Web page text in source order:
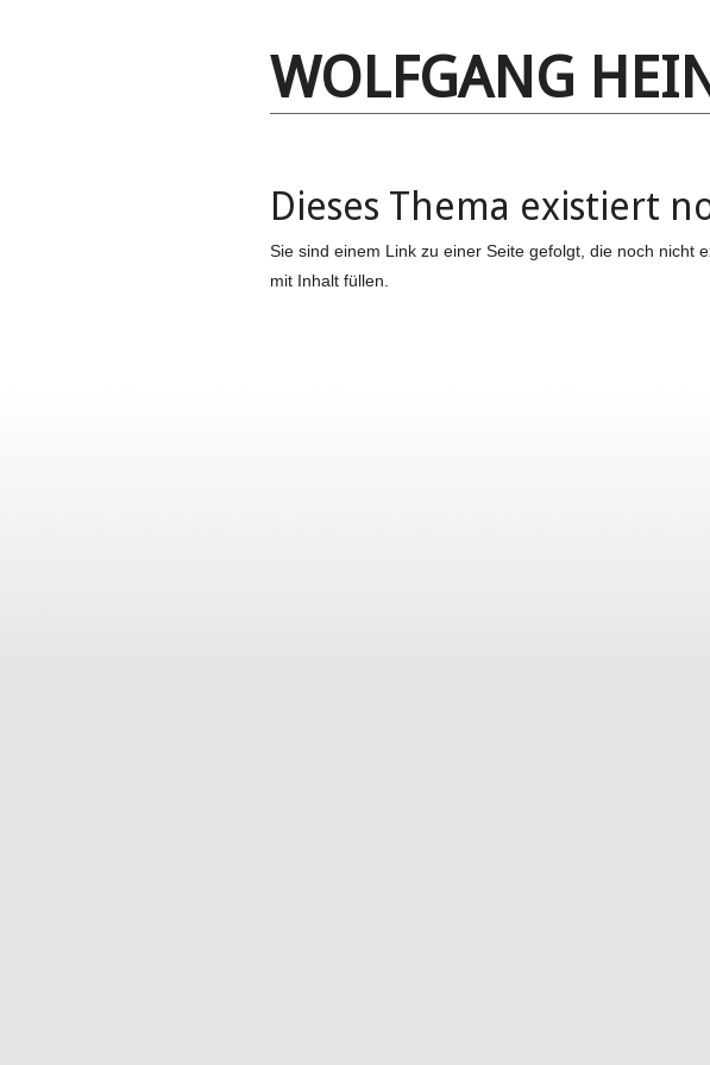
WOLFGANG
Dieses Thema existiert
Sie sind einem Link zu einer Seite gefolgt, die noch nicht
mit Inhalt füllen.